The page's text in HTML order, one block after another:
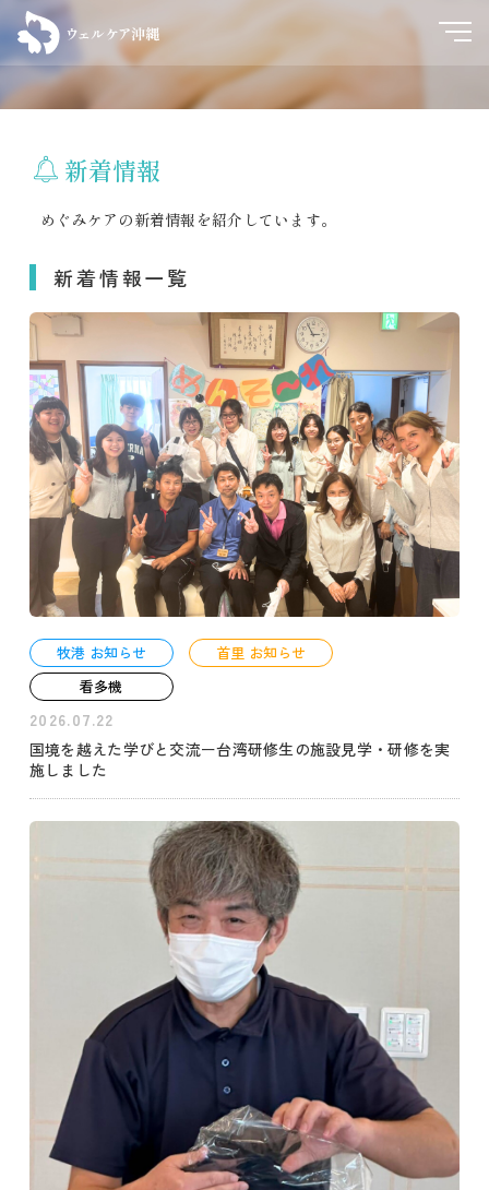
新着情報
めぐみケアの新着情報を紹介しています。
新着情報一覧
牧港 お知らせ
首里 お知らせ
看多機
2026.07.22
国境を越えた学びと交流ー台湾研修生の施設見学・研修を実
施しました